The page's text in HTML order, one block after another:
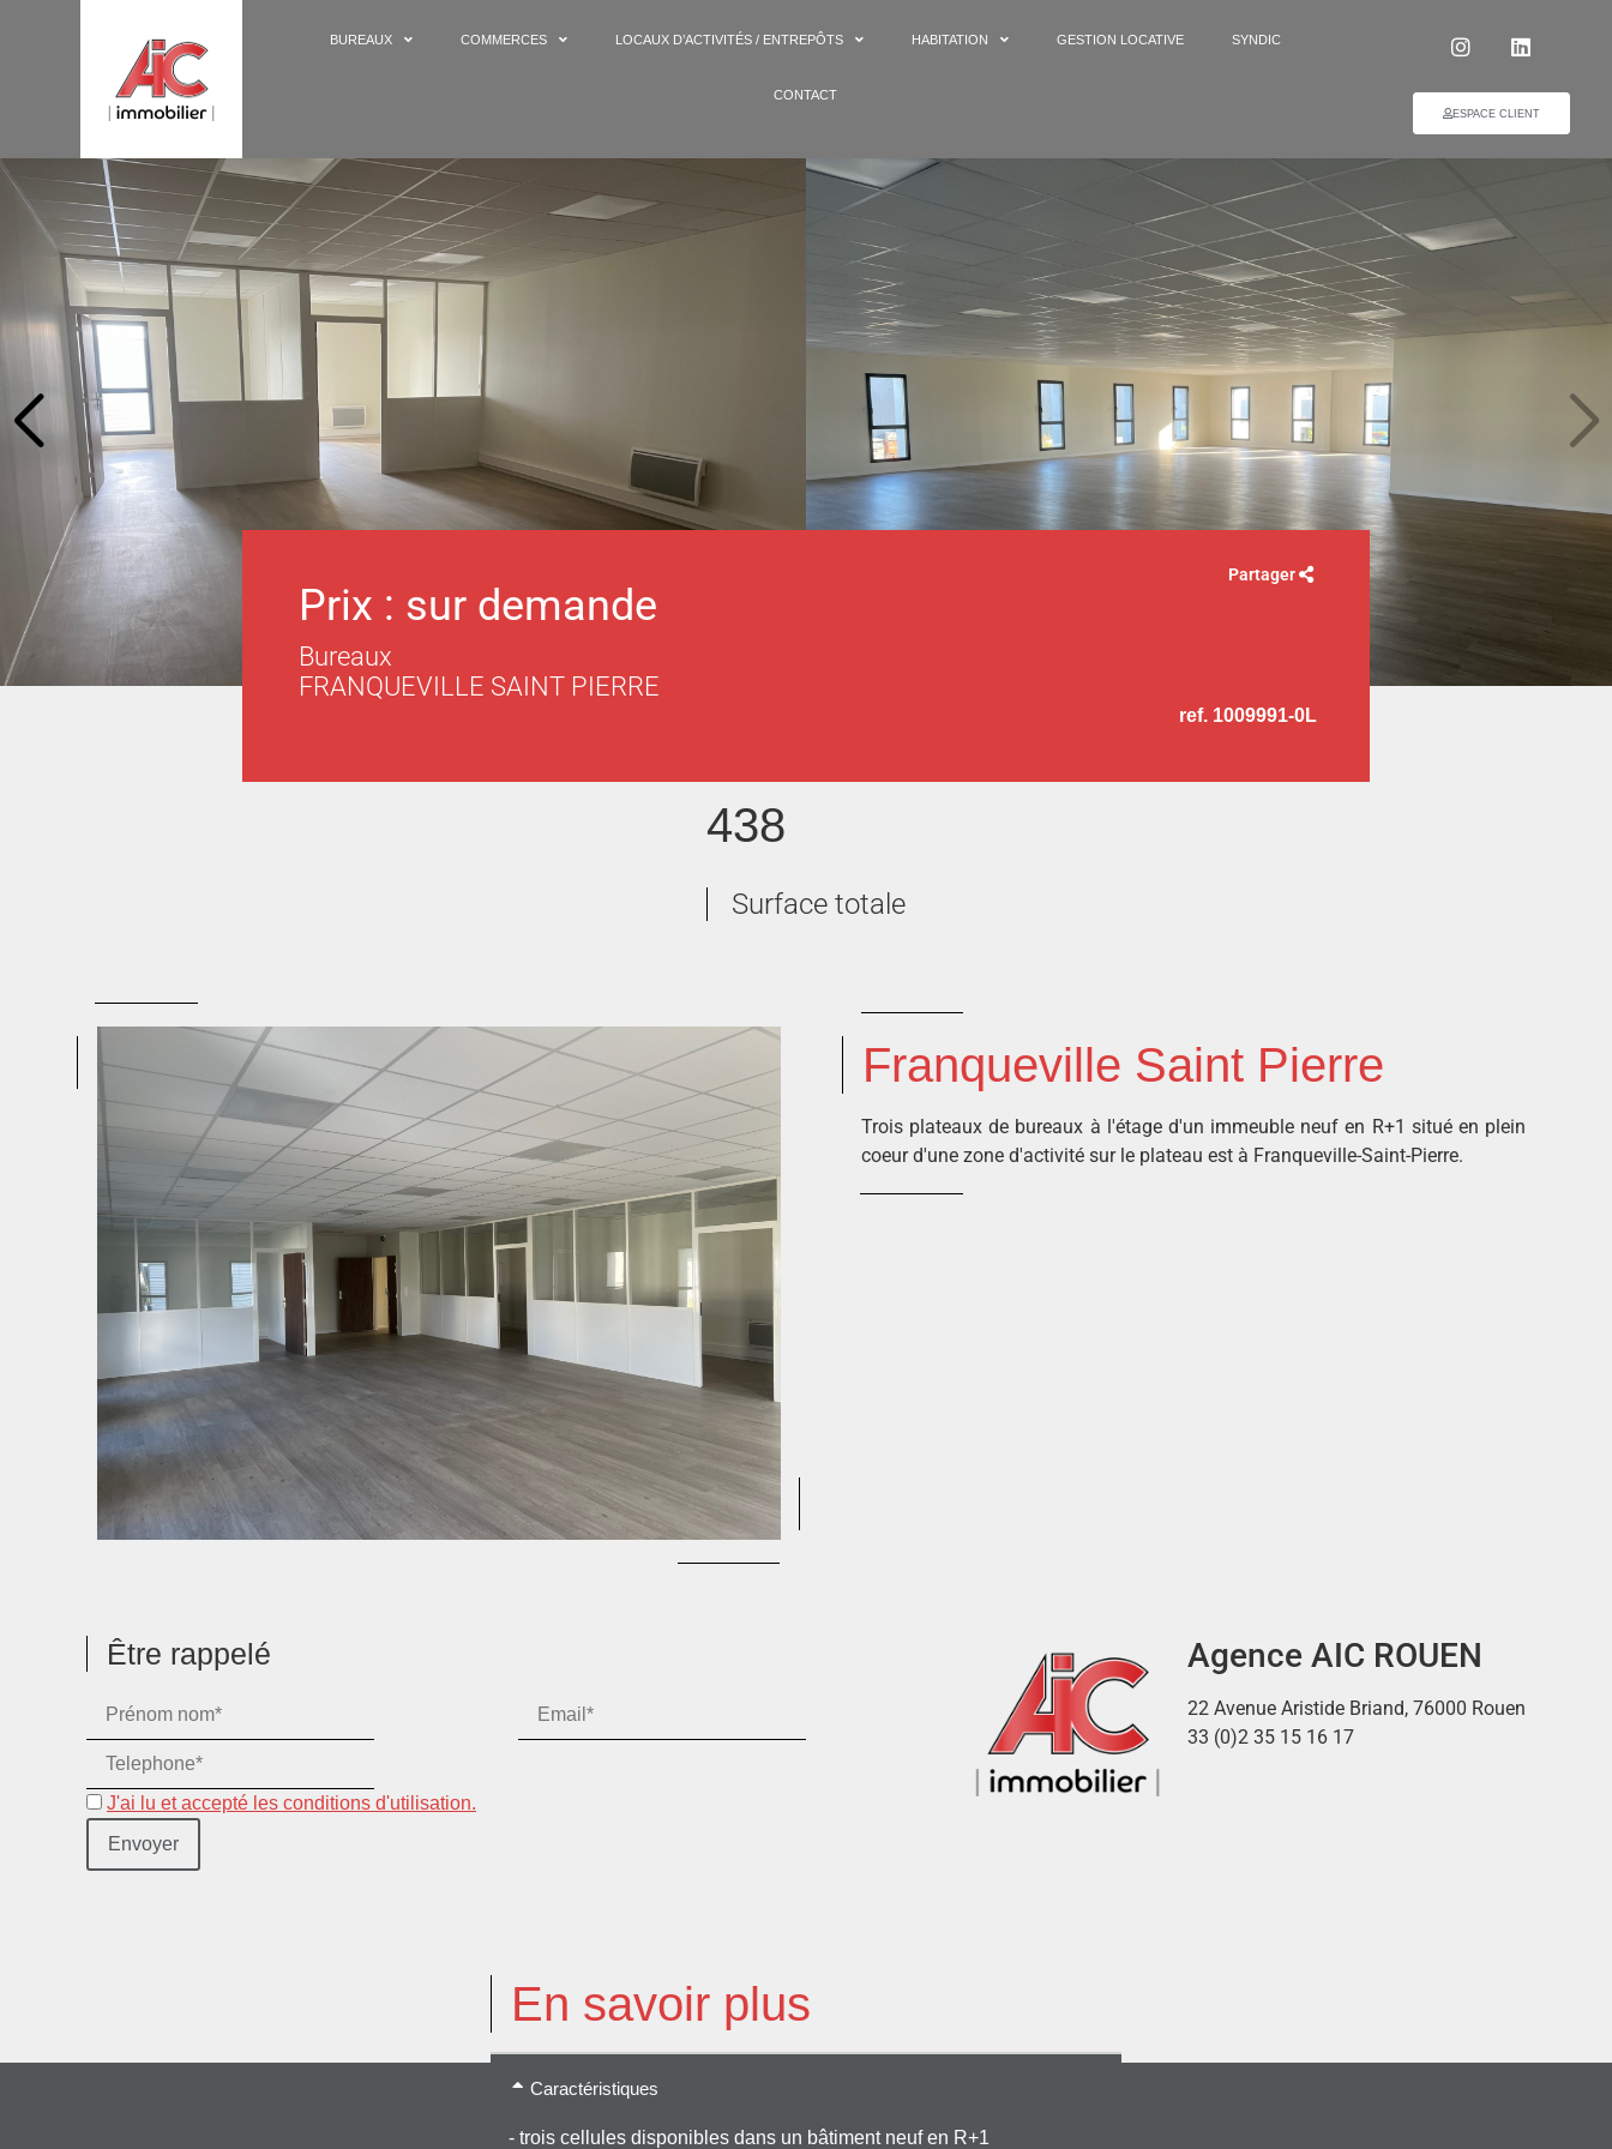
BUREAUX COMMERCES LOCAUX D’ACTIVITÉS / ENTREPÔTS HABITATION GESTION LOCATIVE SYNDIC
CONTACT
ESPACE CLIENT
Partager
Prix : sur demande
Bureaux
FRANQUEVILLE SAINT PIERRE
ref. 1009991-0L
438
Surface totale
Franqueville Saint Pierre
Trois plateaux de bureaux à l'étage d'un immeuble neuf en R+1 situé en plein
coeur d'une zone d'activité sur le plateau est à Franqueville-Saint-Pierre.
Être rappelé
J'ai lu et accepté les conditions d'utilisation.
Agence AIC ROUEN
22 Avenue Aristide Briand, 76000 Rouen
33 (0)2 35 15 16 17
En savoir plus
Caractéristiques
- trois cellules disponibles dans un bâtiment neuf en R+1